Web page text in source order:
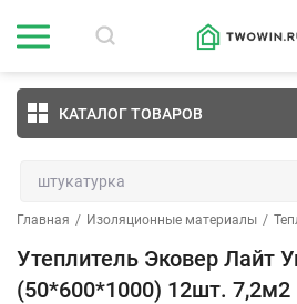
КАТАЛОГ ТОВАРОВ
Главная / Изоляционные материалы /
Утеплитель Эковер Лайт
(50*600*1000) 12шт. 7,2м2